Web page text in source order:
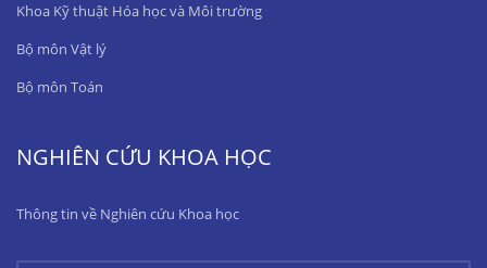
Khoa Kỹ thuật Hóa học và Môi trường
Bộ môn Vật lý
Bộ môn Toán
NGHIÊN CỨU KHOA HỌC
Thông tin về Nghiên cứu Khoa học